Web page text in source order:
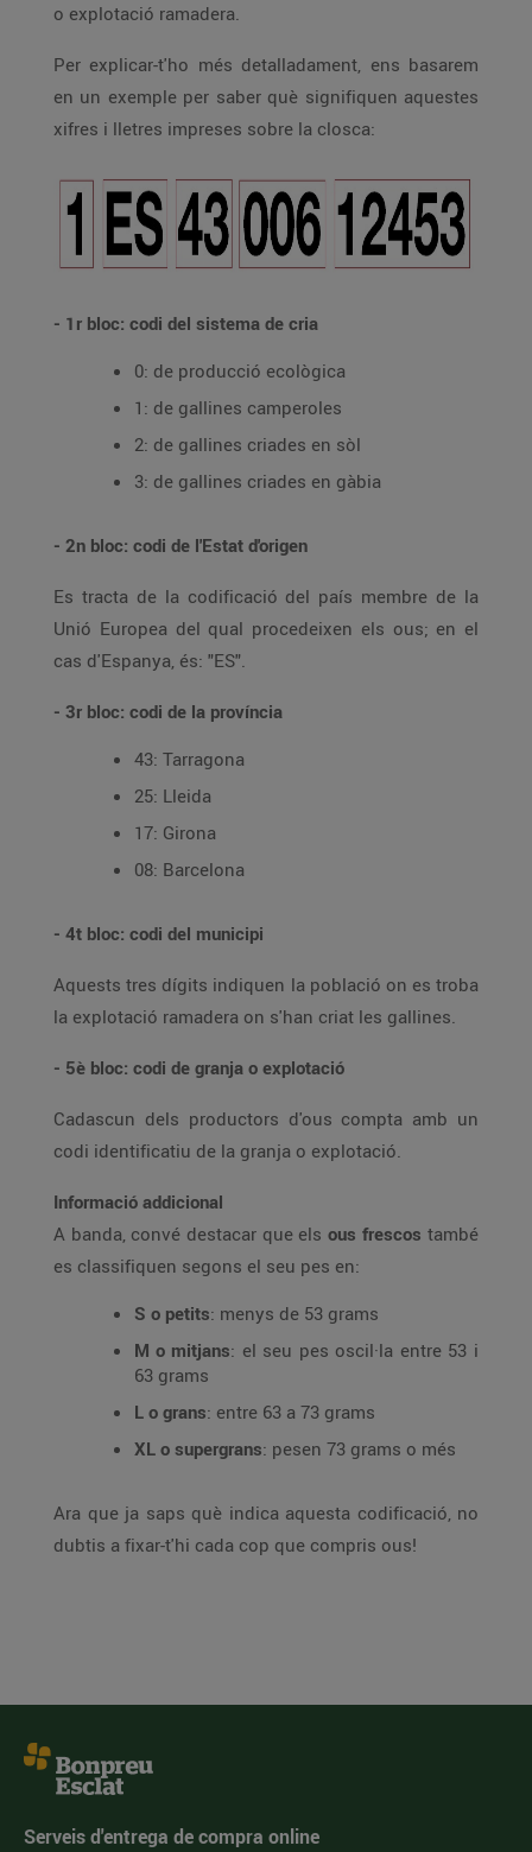
o explotació ramadera.
Per explicar-t'ho més detalladament, ens basarem
en un exemple per saber què signifiquen aquestes
xifres i lletres impreses sobre la closca:
- 1r bloc: codi del sistema de cria
0: de producció ecològica
1: de gallines camperoles
2: de gallines criades en sòl
3: de gallines criades en gàbia
- 2n bloc: codi de l'Estat d'origen
Es tracta de la codificació del país membre de la
Unió Europea del qual procedeixen els ous; en el
cas d'Espanya, és: "ES".
- 3r bloc: codi de la província
43: Tarragona
25: Lleida
17: Girona
08: Barcelona
- 4t bloc: codi del municipi
Aquests tres dígits indiquen la població on es troba
la explotació ramadera on s'han criat les gallines.
- 5è bloc: codi de granja o explotació
Cadascun dels productors d'ous compta amb un
codi identificatiu de la granja o explotació.
Informació addicional
A banda, convé destacar que els ous frescos també
es classifiquen segons el seu pes en:
S o petits: menys de 53 grams
M o mitjans: el seu pes oscil·la entre 53 i
63 grams
L o grans: entre 63 a 73 grams
XL o supergrans: pesen 73 grams o més
Ara que ja saps què indica aquesta codificació, no
dubtis a fixar-t'hi cada cop que compris ous!
Serveis d'entrega de compra online